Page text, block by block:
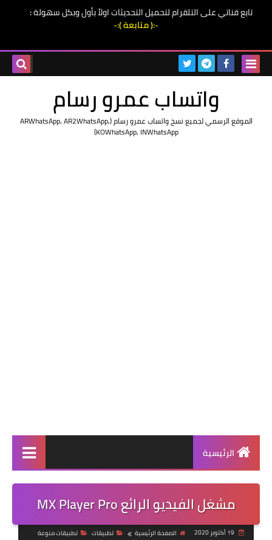
تابع قناتي على التلقرام لتحميل التحديثات اولاً بأول وبكل سهولة:
-:( متابعة ):-
واتساب عمرو رسام
الموقع الرسمي لجميع نسخ واتساب عمرو رسام (ARWhatsApp, AR2WhatsApp,
KOWhatsApp, INWhatsApp)
الرئيسية
مشغل الفيديو الرائع MX Player Pro
الصفحة الرئيسية تطبيقات تطبيقات منوعة